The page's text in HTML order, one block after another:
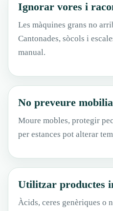
Ignorar vores i
Les màquines grans no
Cantonades, sòcols i
manual.
No preveure
Moure mobles, protegir
per estances pot alterar
Utilitzar productes
Àcids, ceres genèriques o